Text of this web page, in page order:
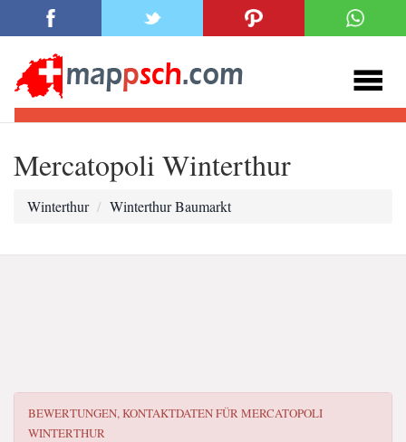
Mercatopoli Winterthur
Winterthur Winterthur Baumarkt
BEWERTUNGEN, KONTAKTDATEN FÜRMERCATOPOLI
WINTERTHUR